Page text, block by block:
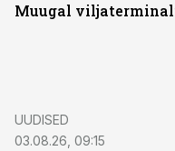
Muugal
UUDISED
03.08.26, 09:15